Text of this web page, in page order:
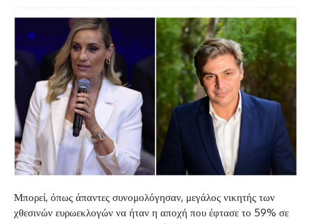
Μπορεί, όπως άπαντες συνομολόγησαν, μεγάλος νικητής των
χθεσινών ευρωεκλογών να ήταν η αποχή που έφτασε το 59% σε